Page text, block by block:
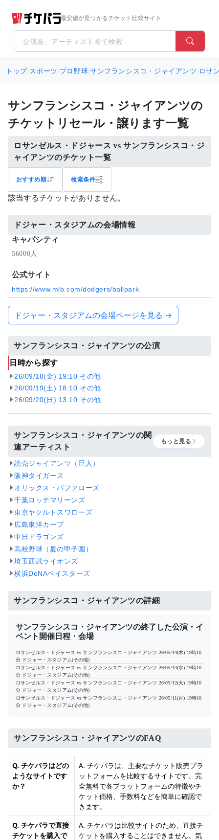
最安値が見つかるチケット比較サイト
トップ/スポーツ/プロ野球/サンフランシスコ・ジャイアンツ/ロサ
サンフランシスコ・ジャイアンツの
チケットリセール・譲ります一覧
ロサンゼルス・ドジャース vs サンフランシスコ・ジ
ャイアンツのチケット一覧
おすすめ順 検索条件
該当するチケットがありません。
ドジャー・スタジアムの会場情報
キャパシティ
56000人
公式サイト
https://www.mlb.com/dodgers/ballpark
ドジャー・スタジアムの会場ページを見る →
サンフランシスコ・ジャイアンツの公演
日時から探す
26/09/18(金) 19:10 その他
26/09/19(土) 18:10 その他
26/09/20(日) 13:10 その他
サンフランシスコ・ジャイアンツの関
連アーティスト
もっと見る
読売ジャイアンツ（巨人）
阪神タイガース
オリックス・バファローズ
千葉ロッテマリーンズ
東京ヤクルトスワローズ
広島東洋カープ
中日ドラゴンズ
高校野球（夏の甲子園）
埼玉西武ライオンズ
横浜DeNAベイスターズ
サンフランシスコ・ジャイアンツの詳細
サンフランシスコ・ジャイアンツの終了した公演・イ
ベント開催日程・会場
ロサンゼルス・ドジャース vs サンフランシスコ・ジャイアンツ 26/05/14(木) 19時10
分 ドジャー・スタジアム(その他)
ロサンゼルス・ドジャース vs サンフランシスコ・ジャイアンツ 26/05/13(水) 19時10
分 ドジャー・スタジアム(その他)
ロサンゼルス・ドジャース vs サンフランシスコ・ジャイアンツ 26/05/12(火) 19時10
分 ドジャー・スタジアム(その他)
ロサンゼルス・ドジャース vs サンフランシスコ・ジャイアンツ 26/05/11(月) 19時10
分 ドジャー・スタジアム(その他)
サンフランシスコ・ジャイアンツのFAQ
Q. チケパラはどの
ようなサイトです
か？
A. チケパラは、主要なチケット販売プラ
ットフォームを比較するサイトです。完
全無料で各プラットフォームの特徴やチ
ケット価格、手数料などを簡単に確認で
きます。
Q. チケパラで直接
チケットを購入で
A. チケパラは比較サイトのため、直接チ
ケットを購入することはできません。気